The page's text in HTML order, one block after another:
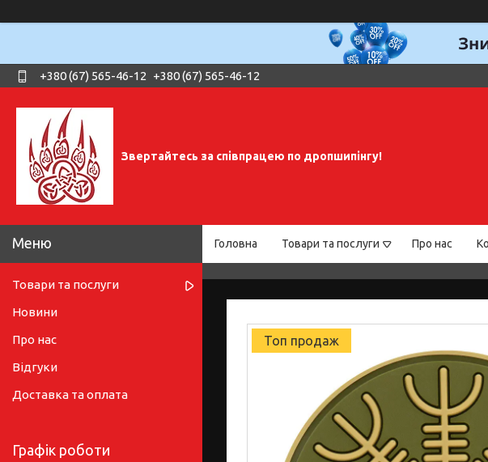
+380 (67) 565-46-12 +380 (67) 565-46-12
Звертайтесь за співпрацею по дропшипінгу!
Головна Товари та послуги Про нас
Топ продаж
Товари та послуги
Новини
Про нас
Відгуки
Доставка та оплата
Графік роботи